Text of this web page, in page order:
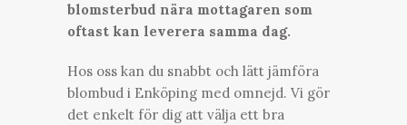
blomsterbud nära mottagaren som
oftast kan leverera samma dag.
Hos oss kan du snabbt och lätt jämföra
blombud i Enköping med omnejd. Vi gör
det enkelt för dig att välja ett bra